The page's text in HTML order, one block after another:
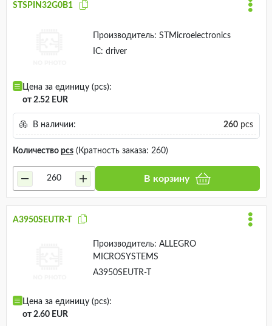
STSPIN32G0B1
Производитель: STMicroelectronics
IC: driver
Цена за единицу (pcs):
от 2.52 EUR
В наличии: 260pcs
Количество pcs(Кратность заказа: 260)
В корзину
A3950SEUTR-T
Производитель: ALLEGRO
MICROSYSTEMS
A3950SEUTR-T
Цена за единицу (pcs):
от 2.60 EUR